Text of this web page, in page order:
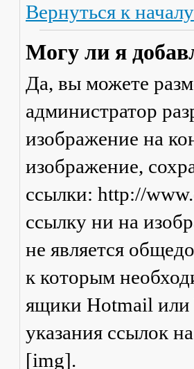
Вернуться к началу
Могу ли я
Да, вы можете
администратор
изображение на
изображение,
ссылки: http://
ссылку ни на
не является
к которым
ящики Hotmail или
указания ссылок
[img].